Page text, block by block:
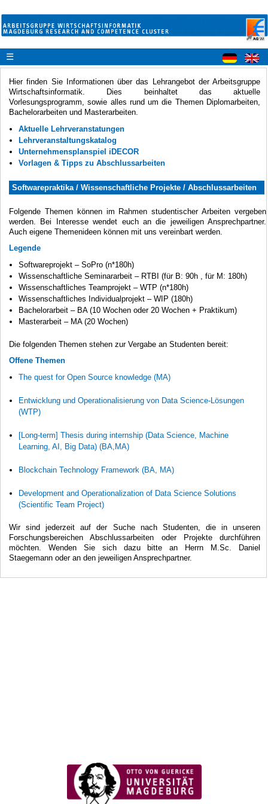
☰
Hier finden Sie Informationen über das Lehrangebot der Arbeitsgruppe
Wirtschaftsinformatik. Dies beinhaltet das aktuelle
Vorlesungsprogramm, sowie alles rund um die Themen Diplomarbeiten,
Bachelorarbeiten und Masterarbeiten.
Aktuelle Lehrveranstatungen
Lehrveranstaltungskatalog
Unternehmensplanspiel iDECOR
Vorlagen & Tipps zu Abschlussarbeiten
Softwarepraktika / Wissenschaftliche Projekte / Abschlussarbeiten
Folgende Themen können im Rahmen studentischer Arbeiten vergeben
werden. Bei Interesse wendet euch an die jeweiligen Ansprechpartner.
Auch eigene Themenideen können mit uns vereinbart werden.
Legende
Softwareprojekt – SoPro (n*180h)
Wissenschaftliche Seminararbeit – RTBI (für B: 90h , für M: 180h)
Wissenschaftliches Teamprojekt – WTP (n*180h)
Wissenschaftliches Individualprojekt – WIP (180h)
Bachelorarbeit – BA (10 Wochen oder 20 Wochen + Praktikum)
Masterarbeit – MA (20 Wochen)
Die folgenden Themen stehen zur Vergabe an Studenten bereit:
Offene Themen
The quest for Open Source knowledge (MA)
Entwicklung und Operationalisierung von Data Science-Lösungen
(WTP)
[Long-term] Thesis during internship (Data Science, Machine
Learning, AI, Big Data) (BA,MA)
Blockchain Technology Framework (BA, MA)
Development and Operationalization of Data Science Solutions
(Scientific Team Project)
Wir sind jederzeit auf der Suche nach Studenten, die in unseren
Forschungsbereichen Abschlussarbeiten oder Projekte durchführen
möchten. Wenden Sie sich dazu bitte an Herrn M.Sc. Daniel
Staegemann oder an den jeweiligen Ansprechpartner.